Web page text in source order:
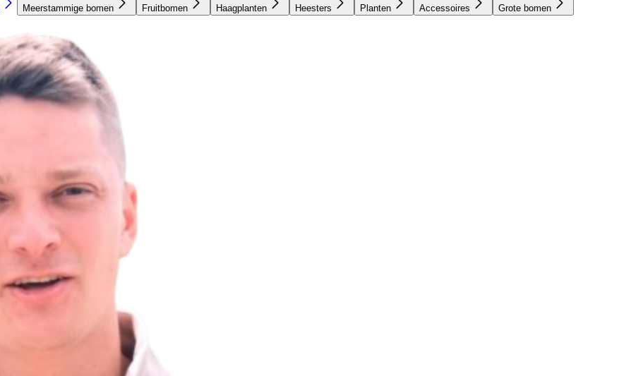
Meerstammige bomen Fruitbomen Haagplanten Heesters Planten Accessoires Grote bomen